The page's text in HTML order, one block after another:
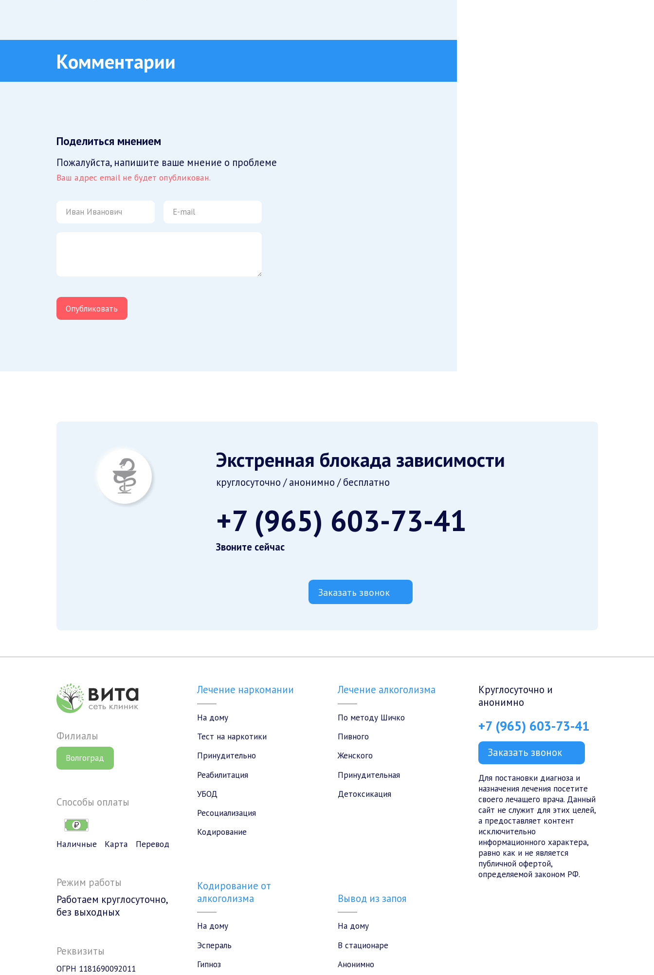
Комментарии
Поделиться мнением
Пожалуйста, напишите ваше мнение о проблеме
Ваш адрес email не будет опубликован.
Экстренная блокада зависимости
круглосуточно / анонимно / бесплатно
+7 (965) 603-73-41
Звоните сейчас
Заказать звонок
Филиалы
Волгоград
Способы оплаты
Наличные Карта Перевод
Режим работы
Работаем круглосуточно,
без выходных
Реквизиты
ОГРН 1181690092011
Лечение наркомании
На дому
Тест на наркотики
Принудительно
Реабилитация
УБОД
Ресоциализация
Кодирование
Кодирование от
алкоголизма
На дому
Эспераль
Гипноз
Лечение алкоголизма
По методу Шичко
Пивного
Женского
Принудительная
Детоксикация
Вывод из запоя
На дому
В стационаре
Анонимно
Круглосуточно и
анонимно
+7 (965) 603-73-41
Заказать звонок
Для постановки диагноза и
назначения лечения посетите
своего лечащего врача. Данный
сайт не служит для этих целей,
а предоставляет контент
исключительно
информационного характера,
равно как и не является
публичной офертой,
определяемой законом РФ.